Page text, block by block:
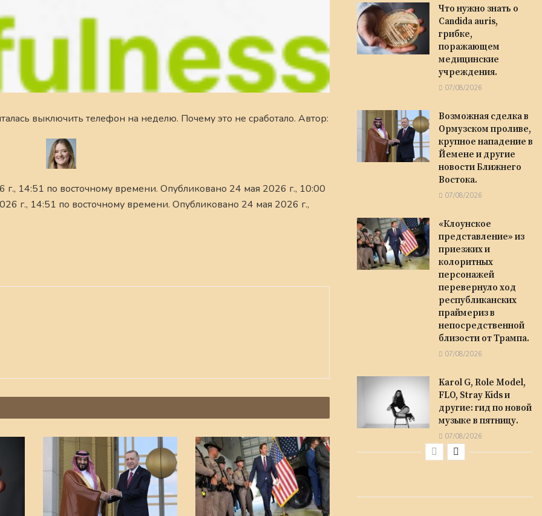
выключить телефон на неделю. Почему это не сработало. Автор:
14:51 по восточному времени. Опубликовано 24 мая 2026 г., 10:00
г., 14:51 по восточному времени. Опубликовано 24 мая 2026 г.,
Что нужно знать о
Candida auris,
грибке,
поражающем
медицинские
учреждения.
07/08/2026
Возможная сделка в
Ормузском проливе,
крупное нападение в
Йемене и другие
новости Ближнего
Востока.
07/08/2026
«Клоунское
представление» из
приезжих и
колоритных
персонажей
перевернуло ход
республиканских
праймериз в
непосредственной
близости от Трампа.
07/08/2026
Karol G, Role Model,
FLO, Stray Kids и
другие: гид по новой
музыке в пятницу.
07/08/2026